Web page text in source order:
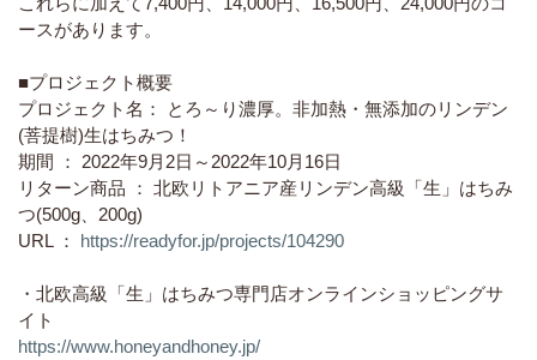
ースがあります。
■プロジェクト概要
プロジェクト名： とろ～り濃厚。非加熱・無添加のリンデン
(菩提樹)生はちみつ！
期間 ： 2022年9月2日～2022年10月16日
リターン商品 ： 北欧リトアニア産リンデン高級「生」はちみ
つ(500g、200g)
URL ： https://readyfor.jp/projects/104290
・北欧高級「生」はちみつ専門店オンラインショッピングサ
イト
https://www.honeyandhoney.jp/